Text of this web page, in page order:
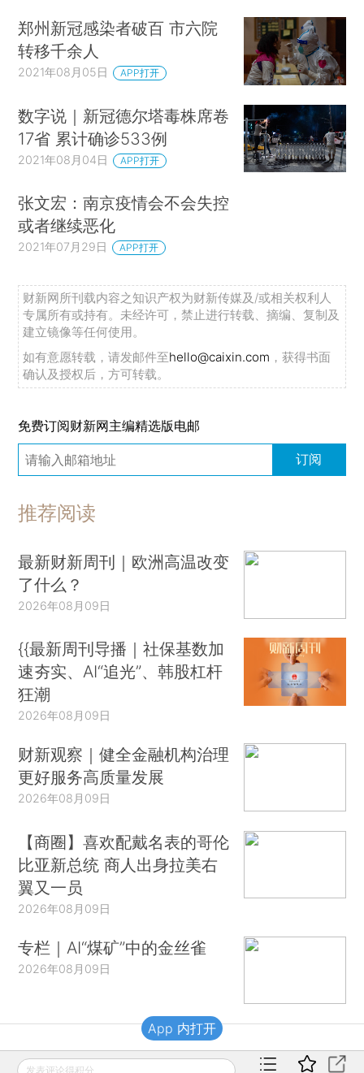
郑州新冠感染者破百 市六院
转移千余人
2021年08月05日 APP打开
数字说｜新冠德尔塔毒株席卷
17省 累计确诊533例
2021年08月04日 APP打开
张文宏：南京疫情会不会失控
或者继续恶化
2021年07月29日 APP打开
财新网所刊载内容之知识产权为财新传媒及/或相关权利人
专属所有或持有。未经许可，禁止进行转载、摘编、复制及
建立镜像等任何使用。
如有意愿转载，请发邮件至hello@caixin.com ，获得书面
确认及授权后，方可转载。
免费订阅财新网主编精选版电邮
订阅
推荐阅读
最新财新周刊｜欧洲高温改变
了什么？
2026年08月09日
{{最新周刊导播｜社保基数加
速夯实、AI“追光”、韩股杠杆
狂潮
2026年08月09日
财新观察｜健全金融机构治理
更好服务高质量发展
2026年08月09日
【商圈】喜欢配戴名表的哥伦
比亚新总统 商人出身拉美右
翼又一员
2026年08月09日
专栏｜AI“煤矿”中的金丝雀
2026年08月09日
财新移动
发表评论得积分
App 内打开